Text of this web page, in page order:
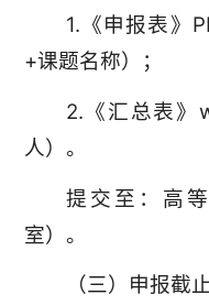
1.《申报表》
+课题名称）；
2.《汇总表》
人）。
提交至：高
室）。
（三）申报截